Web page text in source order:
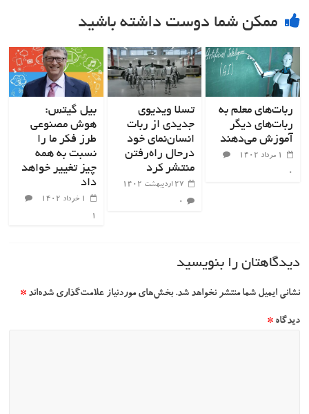
ممکن شما دوست داشته باشید
ربات‌های معلم به
ربات‌های دیگر
آموزش می‌دهند
۱ مرداد ۱۴۰۲
۰
تسلا ویدیوی
جدیدی از ربات
انسان‌نمای خود
درحال راه‌رفتن
منتشر کرد
۲۷ اردیبهشت ۱۴۰۲
۰
بیل گیتس:
هوش مصنوعی
طرز فکر ما را
نسبت به همه
چیز تغییر خواهد
داد
۱ خرداد ۱۴۰۲
۱
دیدگاهتان را بنویسید
نشانی ایمیل شما منتشر نخواهد شد. بخش‌های موردنیاز علامت‌گذاری شده‌اند*
دیدگاه*